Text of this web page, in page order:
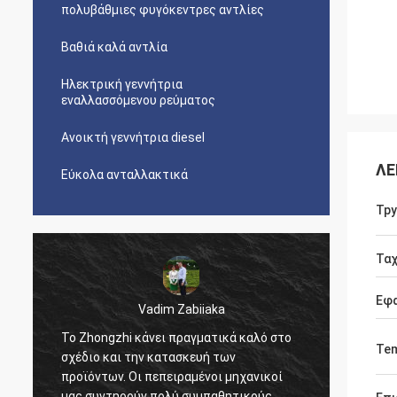
πολυβάθμιες φυγόκεντρες αντλίες
Βαθιά καλά αντλία
Ηλεκτρική γεννήτρια
εναλλασσόμενου ρεύματος
Ανοικτή γεννήτρια diesel
Εύκολα ανταλλακτικά
καλό στο
των
μηχανικοί
Kimwolo Mr.Reuben
Καλή ποιότητα, μεγάλοι
είμαστε ευχαριστημένοι από τα
σας.